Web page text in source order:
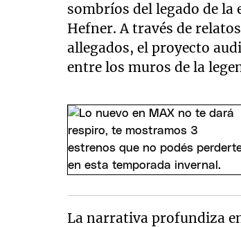
sombríos del legado de
Hefner. A través de
allegados, el proyecto
entre los muros de la
La narrativa profundiza